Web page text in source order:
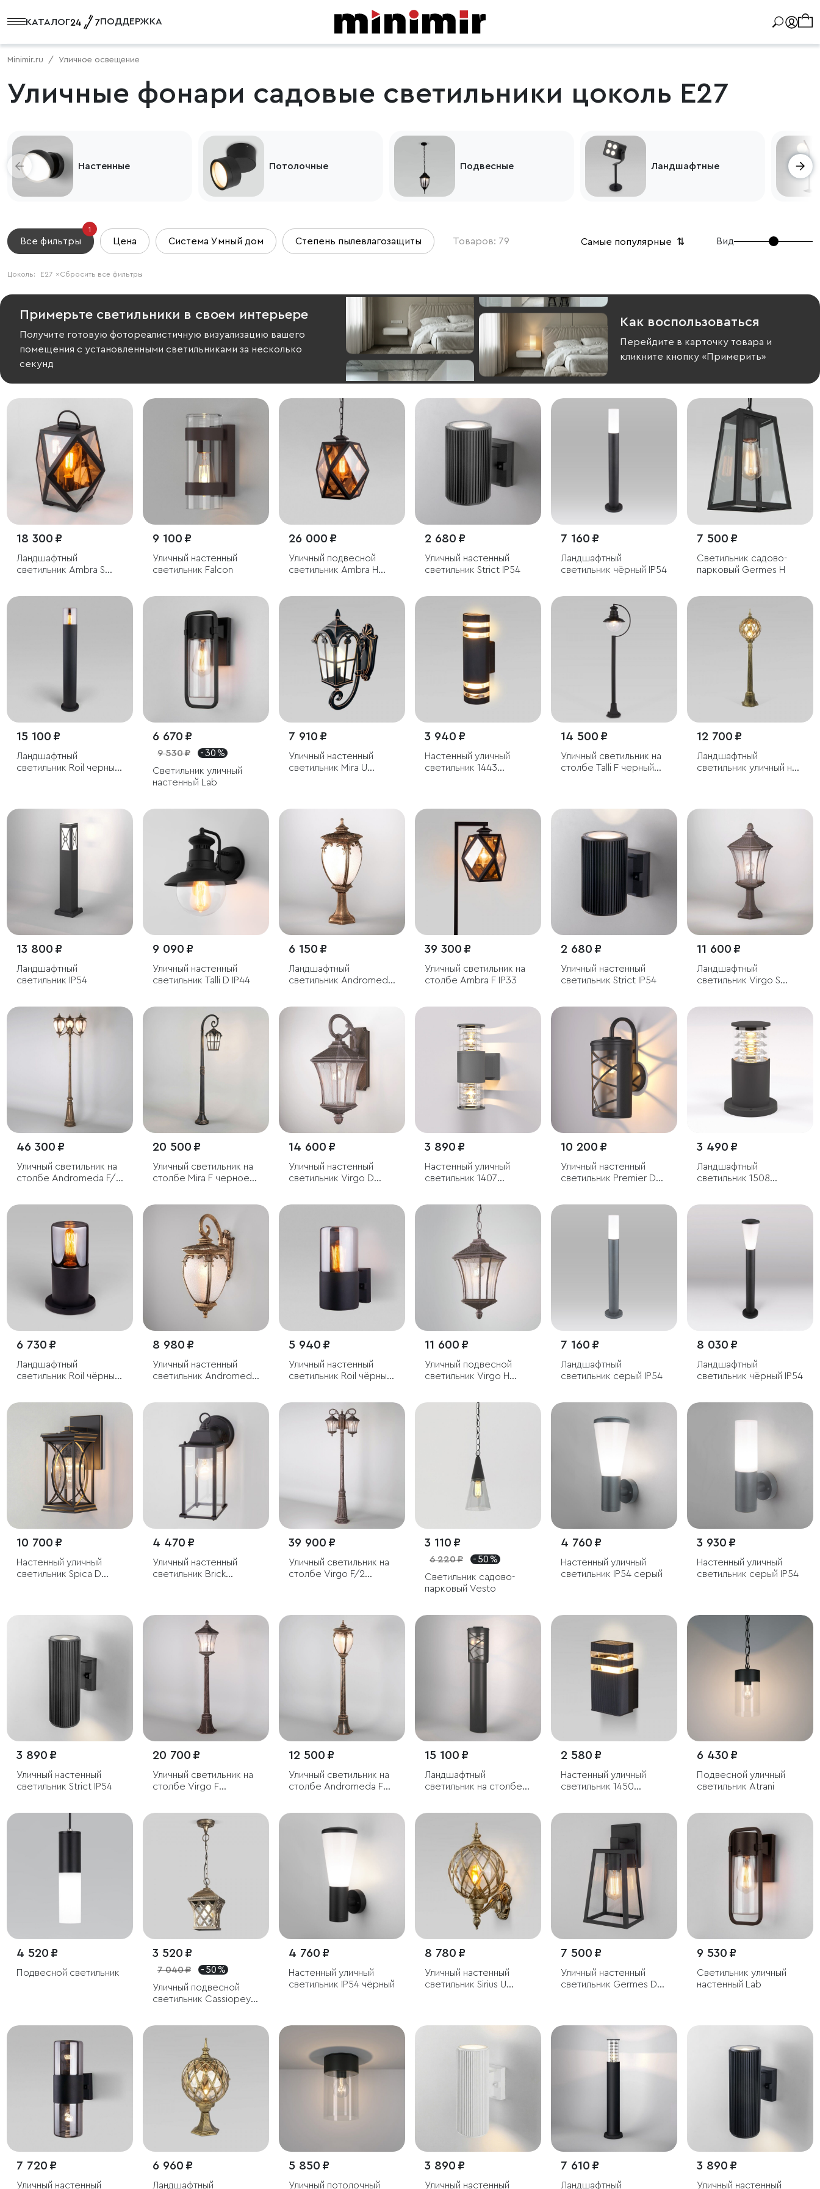
КАТАЛОГ ПОДДЕРЖКА
Minimir.ru Уличное освещение
Уличные фонари садовые светильники цоколь E27
Настенные Потолочные Подвесные Ландшафтные
Все фильтры
1
Цена Система Умный дом Степень пылевлагозащиты Товаров: 79 Самые популярные ⇅ Вид
Сбросить все фильтры
Цоколь: E27 ×
Примерьте светильники в своем интерьере
Получите готовую фотореалистичную визуализацию вашего
помещения с установленными светильниками за несколько
секунд
Как воспользоваться
Перейдите в карточку товара и
кликните кнопку «Примерить»
18 300 ₽
Ландшафтный
светильник Ambra S
9 100 ₽
Уличный настенный
светильник Falcon
26 000 ₽
Уличный подвесной
светильник Ambra H
2 680 ₽
Уличный настенный
светильник Strict IP54
7 160 ₽
Ландшафтный
светильник чёрный IP54
7 500 ₽
Светильник садово-
парковый Germes H
15 100 ₽
Ландшафтный
светильник Roil черный
6 670 ₽
9 530 ₽
- 30 %
Светильник уличный
настенный Lab
7 910 ₽
Уличный настенный
светильник Mira U
3 940 ₽
Настенный уличный
светильник 1443
14 500 ₽
Уличный светильник на
столбе Talli F черный
12 700 ₽
Ландшафтный
светильник уличный на
13 800 ₽
Ландшафтный
светильник IP54
9 090 ₽
Уличный настенный
светильник Talli D IP44
6 150 ₽
Ландшафтный
светильник Andromeda
39 300 ₽
Уличный светильник на
столбе Ambra F IP33
2 680 ₽
Уличный настенный
светильник Strict IP54
11 600 ₽
Ландшафтный
светильник Virgo S
46 300 ₽
Уличный светильник на
столбе Andromeda F/3
20 500 ₽
Уличный светильник на
столбе Mira F черное
14 600 ₽
Уличный настенный
светильник Virgo D
3 890 ₽
Настенный уличный
светильник 1407
10 200 ₽
Уличный настенный
светильник Premier D
3 490 ₽
Ландшафтный
светильник 1508
6 730 ₽
Ландшафтный
светильник Roil чёрный
8 980 ₽
Уличный настенный
светильник Andromeda
5 940 ₽
Уличный настенный
светильник Roil чёрный
11 600 ₽
Уличный подвесной
светильник Virgo H
7 160 ₽
Ландшафтный
светильник серый IP54
8 030 ₽
Ландшафтный
светильник чёрный IP54
10 700 ₽
Настенный уличный
светильник Spica D
4 470 ₽
Уличный настенный
светильник Brick
39 900 ₽
Уличный светильник на
столбе Virgo F/2
3 110 ₽
6 220 ₽
- 50 %
Светильник садово-
парковый Vesto
4 760 ₽
Настенный уличный
светильник IP54 серый
3 930 ₽
Настенный уличный
светильник серый IP54
3 890 ₽
Уличный настенный
светильник Strict IP54
20 700 ₽
Уличный светильник на
столбе Virgo F
12 500 ₽
Уличный светильник на
столбе Andromeda F
15 100 ₽
Ландшафтный
светильник на столбе
2 580 ₽
Настенный уличный
светильник 1450
6 430 ₽
Подвесной уличный
светильник Atrani
4 520 ₽
Подвесной светильник
3 520 ₽
7 040 ₽
- 50 %
Уличный подвесной
светильник Cassiopeya
4 760 ₽
Настенный уличный
светильник IP54 чёрный
8 780 ₽
Уличный настенный
светильник Sirius U
7 500 ₽
Уличный настенный
светильник Germes D
9 530 ₽
Светильник уличный
настенный Lab
7 720 ₽
Уличный настенный
6 960 ₽
Ландшафтный
5 850 ₽
Уличный потолочный
3 890 ₽
Уличный настенный
7 610 ₽
Ландшафтный
3 890 ₽
Уличный настенный